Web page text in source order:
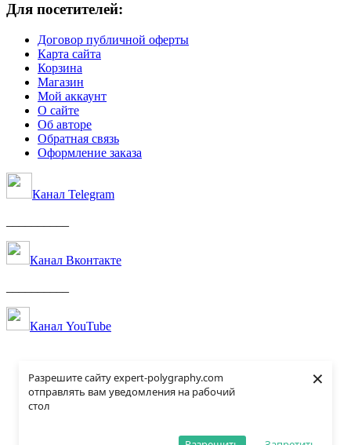
Разрешите сайту expert-polygraphy.com
отправлять вам уведомления на рабочий
стол
×
Для посетителей:
Договор публичной оферты
Карта сайта
Корзина
Магазин
Мой аккаунт
О сайте
Об авторе
Обратная связь
Оформление заказа
Канал Telegram
Канал Вконтакте
Канал YouTube